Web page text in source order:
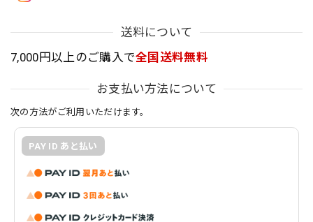
送料について
7,000円以上のご購入で全国送料無料
お支払い方法について
次の方法がご利用いただけます。
PAY ID あと払い